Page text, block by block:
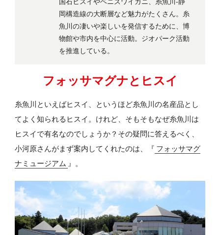
岡構造線の大断層など魅力がたくさん。糸
魚川の凄いや楽しいを発信するために、博
物館や市内を中心に活動。ジオパーク活動
を推進している。
フォッサマグナとヒスイ
糸魚川といえばヒスイ、というほど糸魚川の名産品とし
てよく知られるヒスイ。けれど、そもそもなぜ糸魚川は
ヒスイで有名なのでしょうか？その疑問に答えるべく、
小河原さんがまず案内してくれたのは、『 フォッサマグ
ナミュージアム 』。